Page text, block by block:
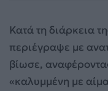
Κατά τη διάρκεια
περιέγραψε με
βίωσε,
«καλυμμένη με